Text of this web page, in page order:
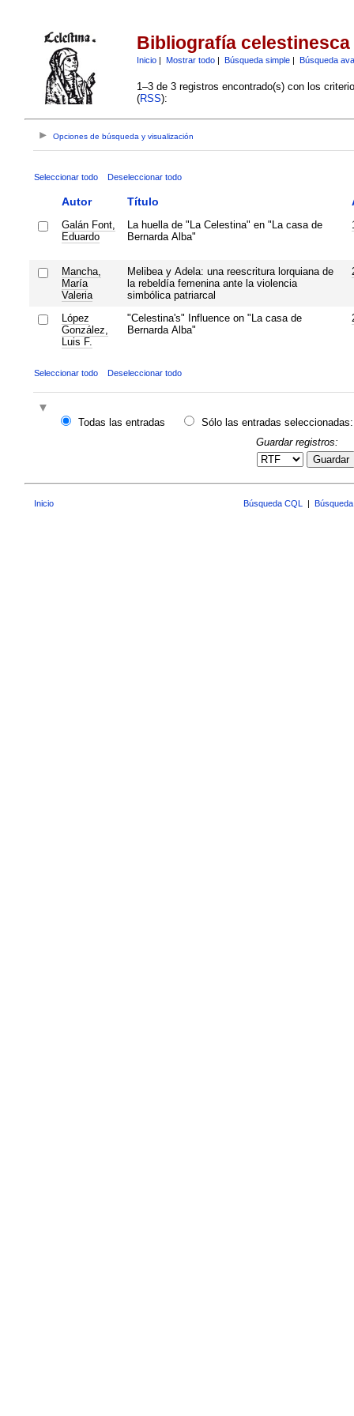
Bibliografía celestinesca
Inicio| Mostrar todo| Búsqueda simple| Búsqueda
1–3 de 3 registros encontrado(s) con los
(RSS):
Opciones de búsqueda y visualización
Seleccionar todo Deseleccionar todo
Autor Título
Galán Font,
Eduardo
La huella de "La Celestina" en "La casa de
Bernarda Alba"
Mancha,
María
Valeria
Melibea y Adela: una reescritura lorquiana de
la rebeldía femenina ante la violencia
simbólica patriarcal
López
González,
Luis F.
"Celestina's" Influence on "La casa de
Bernarda Alba"
Seleccionar todo Deseleccionar todo
Todas las entradas
Sólo las entradas seleccionadas:
Guardar registros:
Guardar
Inicio Búsqueda CQL